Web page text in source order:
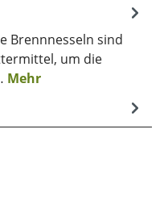
Brennnesseln sind
um die
Mehr